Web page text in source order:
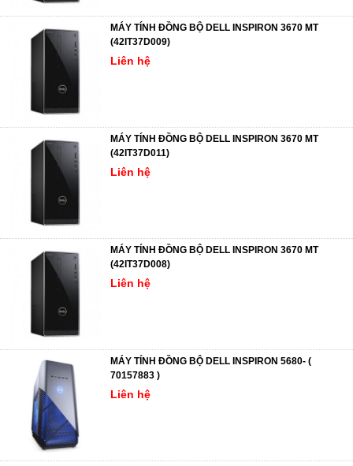
MÁY TÍNH ĐỒNG BỘ DELL INSPIRON 3670 MT
(42IT37D009)
Liên hệ
MÁY TÍNH ĐỒNG BỘ DELL INSPIRON 3670 MT
(42IT37D011)
Liên hệ
MÁY TÍNH ĐỒNG BỘ DELL INSPIRON 3670 MT
(42IT37D008)
Liên hệ
MÁY TÍNH ĐỒNG BỘ DELL INSPIRON 5680- (
70157883 )
Liên hệ